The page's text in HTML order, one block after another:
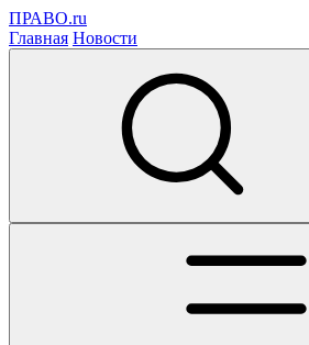
ПРАВО.ru
Главная Новости